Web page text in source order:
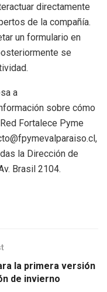
directamente
de la compañía.
un formulario en
se
a
sobre cómo
Fortalece Pyme
la Dirección de
Brasil 2104.
la primera versión
de invierno